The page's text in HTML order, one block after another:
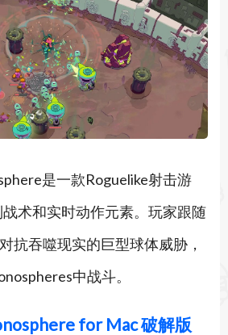
是一款Roguelike射击游
术和实时动作元素。玩家跟随
抗吞噬现实的巨型球体威胁，
中战斗。
for Mac 破解版